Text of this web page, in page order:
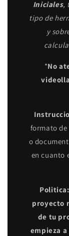
Iniciales,
tipo de
y
*No
formato
o
en cuanto
proyecto
de tu
empieza